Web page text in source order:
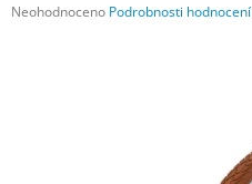
Průměrné
Neohodnoceno Podrobnosti hodnocení